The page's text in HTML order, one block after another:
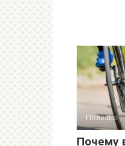
Полезно
Почему